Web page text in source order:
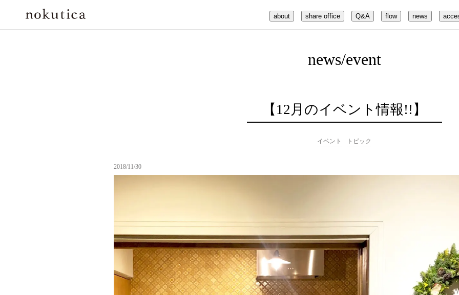
about share office Q&A flow news
news/event
【12月のイベント情報!!】
イベント トピック
2018/11/30